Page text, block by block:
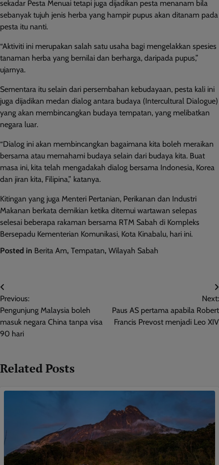
sekadar Pesta Menuai tetapi juga dijadikan pesta menanam bila
sebanyak tujuh jenis herba yang hampir pupus akan ditanam pada
pesta itu nanti.
“Aktiviti ini merupakan salah satu usaha bagi mengelakkan spesies
tanaman herba yang bernilai dan berharga, daripada pupus,”
ujarnya.
Sementara itu selain dari persembahan kebudayaan, pesta kali ini
juga dijadikan medan dialog antara budaya (Intercultural Dialogue)
yang akan membincangkan budaya tempatan, yang melibatkan
negara luar.
“Dialog ini akan membincangkan bagaimana kita boleh meraikan
bersama atau memahami budaya selain dari budaya kita. Buat
masa ini, kita telah mengadakah dialog bersama Indonesia, Korea
dan jiran kita, Filipina,” katanya.
Kitingan yang juga Menteri Pertanian, Perikanan dan Industri
Makanan berkata demikian ketika ditemui wartawan selepas
selesai beberapa rakaman bersama RTM Sabah di Kompleks
Bersepadu Kementerian Komunikasi, Kota Kinabalu, hari ini.
Posted in Berita Am, Tempatan, Wilayah Sabah
Post
navigation
Previous:
Pengunjung Malaysia boleh
masuk negara China tanpa visa
90 hari
Next:
Paus AS pertama apabila Robert
Francis Prevost menjadi Leo XIV
Related Posts